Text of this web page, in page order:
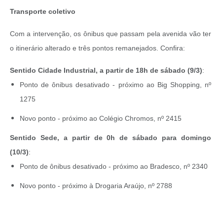
Transporte coletivo
Com a intervenção, os ônibus que passam pela avenida vão ter
o itinerário alterado e três pontos remanejados. Confira:
Sentido Cidade Industrial, a partir de 18h de sábado (9/3):
Ponto de ônibus desativado - próximo ao Big Shopping, nº
1275
Novo ponto - próximo ao Colégio Chromos, nº 2415
Sentido Sede, a partir de 0h de sábado para domingo
(10/3):
Ponto de ônibus desativado - próximo ao Bradesco, nº 2340
Novo ponto - próximo à Drogaria Araújo, nº 2788